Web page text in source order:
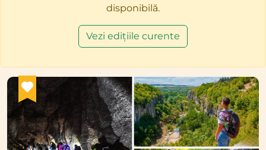
disponibilă.
Vezi edițiile curente